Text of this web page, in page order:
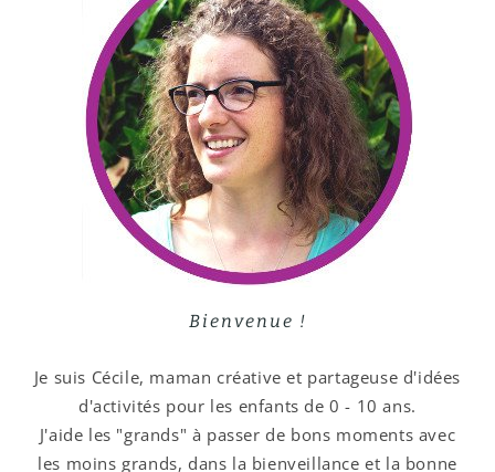
Bienvenue !
Je suis Cécile, maman créative et partageuse d'idées
d'activités pour les enfants de 0 - 10 ans.
J'aide les "grands" à passer de bons moments avec
les moins grands, dans la bienveillance et la bonne